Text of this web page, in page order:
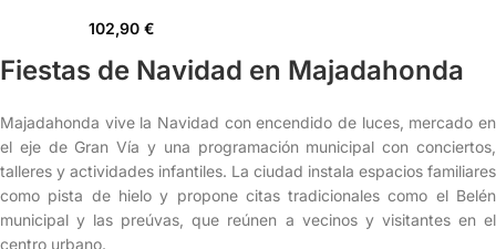
102,90 €
Fiestas de Navidad en Majadahonda
Majadahonda vive la Navidad con encendido de luces, mercado en
el eje de Gran Vía y una programación municipal con conciertos,
talleres y actividades infantiles. La ciudad instala espacios familiares
como pista de hielo y propone citas tradicionales como el Belén
municipal y las preúvas, que reúnen a vecinos y visitantes en el
centro urbano.